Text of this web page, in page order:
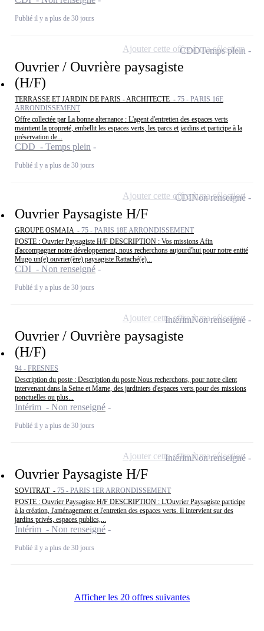
Publié il y a plus de 30 jours
Ouvrier / Ouvrière paysagiste
(H/F)
TERRASSE ET JARDIN DE PARIS - ARCHITECTE - 75 - PARIS 16E
ARRONDISSEMENT
Offre collectée par La bonne alternance : L'agent d'entretien des espaces verts
maintient la propreté, embellit les espaces verts, les parcs et jardins et participe à la
préservation de...
CDD - Temps plein
Publié il y a plus de 30 jours
CDDTemps plein
Ajouter cette offre à ma sélection
Ouvrier Paysagiste H/F
GROUPE OSMAIA - 75 - PARIS 18E ARRONDISSEMENT
POSTE : Ouvrier Paysagiste H/F DESCRIPTION : Vos missions Afin
d'accompagner notre développement, nous recherchons aujourd'hui pour notre entité
Mugo un(e) ouvrier(ère) paysagiste Rattaché(e)...
CDI - Non renseigné
Publié il y a plus de 30 jours
CDINon renseigné
Ajouter cette offre à ma sélection
Ouvrier / Ouvrière paysagiste
(H/F)
94 - FRESNES
Description du poste : Description du poste Nous recherchons, pour notre client
intervenant dans la Seine et Marne, des jardiniers d'espaces verts pour des missions
ponctuelles ou plus...
Intérim - Non renseigné
Publié il y a plus de 30 jours
IntérimNon renseigné
Ajouter cette offre à ma sélection
Ouvrier Paysagiste H/F
SOVITRAT - 75 - PARIS 1ER ARRONDISSEMENT
POSTE : Ouvrier Paysagiste H/F DESCRIPTION : L'Ouvrier Paysagiste participe
à la création, l'aménagement et l'entretien des espaces verts. Il intervient sur des
jardins privés, espaces publics,...
Intérim - Non renseigné
Publié il y a plus de 30 jours
IntérimNon renseigné
Ajouter cette offre à ma sélection
Afficher les 20 offres suivantes